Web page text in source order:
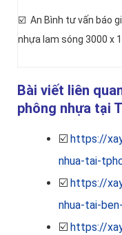
☑️ An Bình tư vấn báo
nhựa lam sóng 3000 x
Bài viết liên
phông nhựa tại
☑️ https://
nhua-tai-
☑️ https://
nhua-tai-
☑️ https://